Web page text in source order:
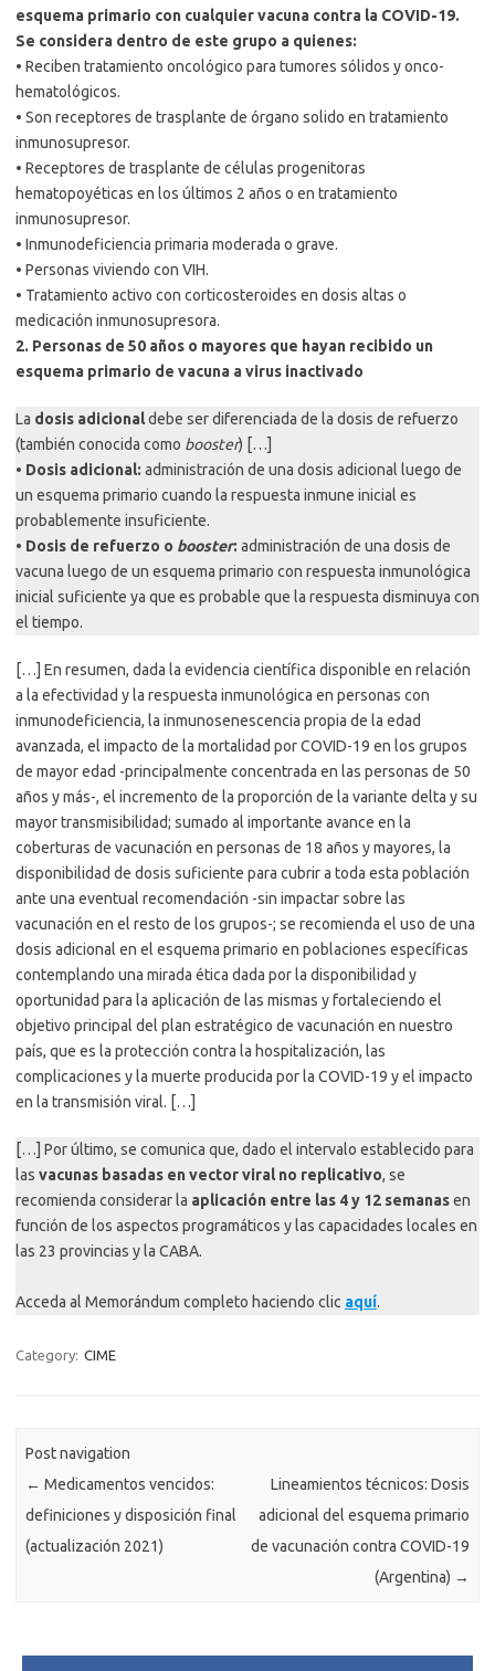
esquema primario con cualquier vacuna contra la COVID-19.
Se considera dentro de este grupo a quienes:
• Reciben tratamiento oncológico para tumores sólidos y onco-
hematológicos.
• Son receptores de trasplante de órgano solido en tratamiento
inmunosupresor.
• Receptores de trasplante de células progenitoras
hematopoyéticas en los últimos 2 años o en tratamiento
inmunosupresor.
• Inmunodeficiencia primaria moderada o grave.
• Personas viviendo con VIH.
• Tratamiento activo con corticosteroides en dosis altas o
medicación inmunosupresora.
2. Personas de 50 años o mayores que hayan recibido un
esquema primario de vacuna a virus inactivado
La dosis adicionaldebe ser diferenciada de la dosis de refuerzo
(también conocida como booster) […]
• Dosis adicional: administración de una dosis adicional luego de
un esquema primario cuando la respuesta inmune inicial es
probablemente insuficiente.
• Dosis de refuerzo o booster: administración de una dosis de
vacuna luego de un esquema primario con respuesta inmunológica
inicial suficiente ya que es probable que la respuesta disminuya con
el tiempo.
[…] En resumen, dada la evidencia científica disponible en relación
a la efectividad y la respuesta inmunológica en personas con
inmunodeficiencia, la inmunosenescencia propia de la edad
avanzada, el impacto de la mortalidad por COVID-19 en los grupos
de mayor edad -principalmente concentrada en las personas de 50
años y más-, el incremento de la proporción de la variante delta y su
mayor transmisibilidad; sumado al importante avance en la
coberturas de vacunación en personas de 18 años y mayores, la
disponibilidad de dosis suficiente para cubrir a toda esta población
ante una eventual recomendación -sin impactar sobre las
vacunación en el resto de los grupos-; se recomienda el uso de una
dosis adicional en el esquema primario en poblaciones específicas
contemplando una mirada ética dada por la disponibilidad y
oportunidad para la aplicación de las mismas y fortaleciendo el
objetivo principal del plan estratégico de vacunación en nuestro
país, que es la protección contra la hospitalización, las
complicaciones y la muerte producida por la COVID-19 y el impacto
en la transmisión viral. […]
[…] Por último, se comunica que, dado el intervalo establecido para
las vacunas basadas en vector viral no replicativo, se
recomienda considerar la aplicación entre las 4 y 12 semanasen
función de los aspectos programáticos y las capacidades locales en
las 23 provincias y la CABA.
Acceda al Memorándum completo haciendo clic aquí.
Category: CIME
Post navigation
← Medicamentos vencidos:
definiciones y disposición final
(actualización 2021)
Lineamientos técnicos: Dosis
adicional del esquema primario
de vacunación contra COVID-19
(Argentina) →